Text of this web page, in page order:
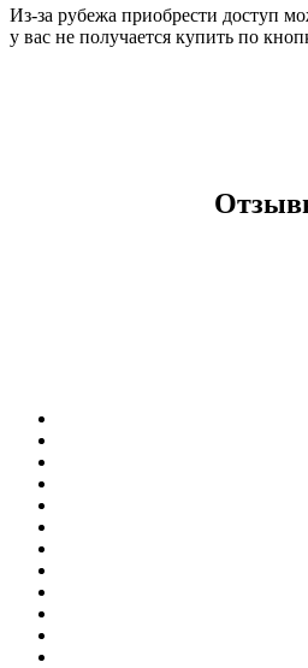
Из-за рубежа приобрести доступ
у вас не получается купить по